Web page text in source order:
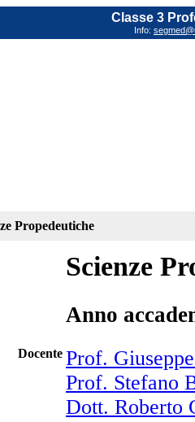
Classe 3
Info:
Propedeutiche
Scienze
Anno
Docente Prof.
Prof. Stefano
Dott. Roberto